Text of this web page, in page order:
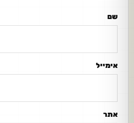
שם
אימייל
אתר